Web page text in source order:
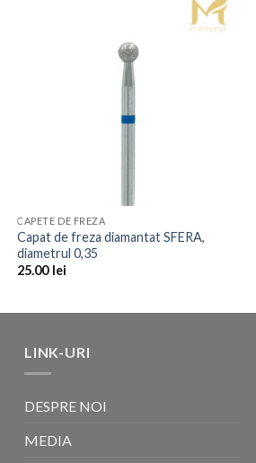
Add to
CAPETE DE FREZA
Capat de freza diamantat SFERA,
diametrul 0,35
25.00 lei
LINK-URI
DESPRE NOI
MEDIA